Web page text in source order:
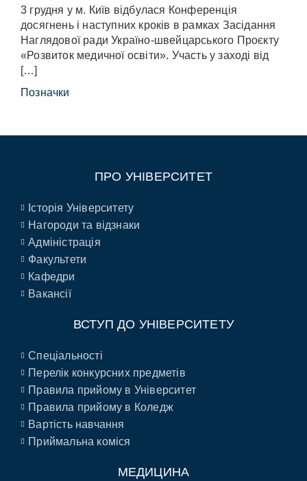
3 грудня у м. Київ відбулася Конференція
досягнень і наступних кроків в рамках Засідання
Наглядової ради Україно-швейцарського Проєкту
«Розвиток медичної освіти». Участь у заході від
[…]
Позначки
ПРО УНІВЕРСИТЕТ
Історія Університету
Нагороди та відзнаки
Адміністрація
Факультети
Кафедри
Вакансії
ВСТУП ДО УНІВЕРСИТЕТУ
Спеціальності
Перелік конкурсних предметів
Правила прийому в Університет
Правила прийому в Коледж
Вартість навчання
Приймальна коміся
МЕДИЦИНА